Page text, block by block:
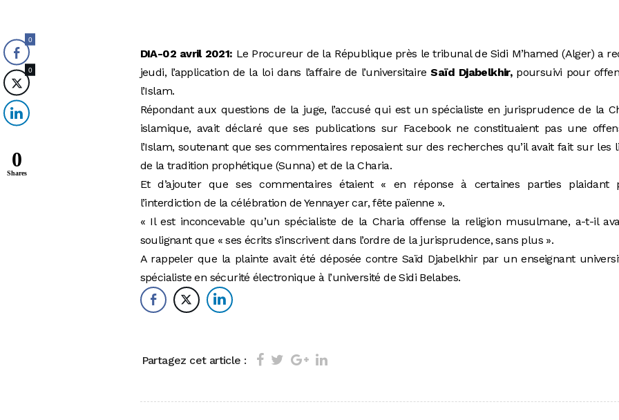
DIA-02 avril 2021: Le Procureur de la République près le tribunal de Sidi M’hamed (Alger) a
jeudi, l’application de la loi dans l’affaire de l’universitaireSaïd Djabelkhir,poursuivi pour
l’Islam.
Répondant aux questions de la juge, l’accusé qui est un spécialiste en jurisprudence de la
islamique, avait déclaré que ses publications sur Facebook ne constituaient pas une
l’Islam, soutenant que ses commentaires reposaient sur des recherches qu’il avait fait sur les
de la tradition prophétique (Sunna) et de la Charia.
Et d’ajouter que ses commentaires étaient « en réponse à certaines parties plaidant
l’interdiction de la célébration de Yennayer car, fête païenne ».
« Il est inconcevable qu’un spécialiste de la Charia offense la religion musulmane, a-t-il
soulignant que « ses écrits s’inscrivent dans l’ordre de la jurisprudence, sans plus ».
A rappeler que la plainte avait été déposée contre Saïd Djabelkhir par un enseignant
spécialiste en sécurité électronique à l’université de Sidi Belabes.
Partagez cet article :
0
0
0
Shares